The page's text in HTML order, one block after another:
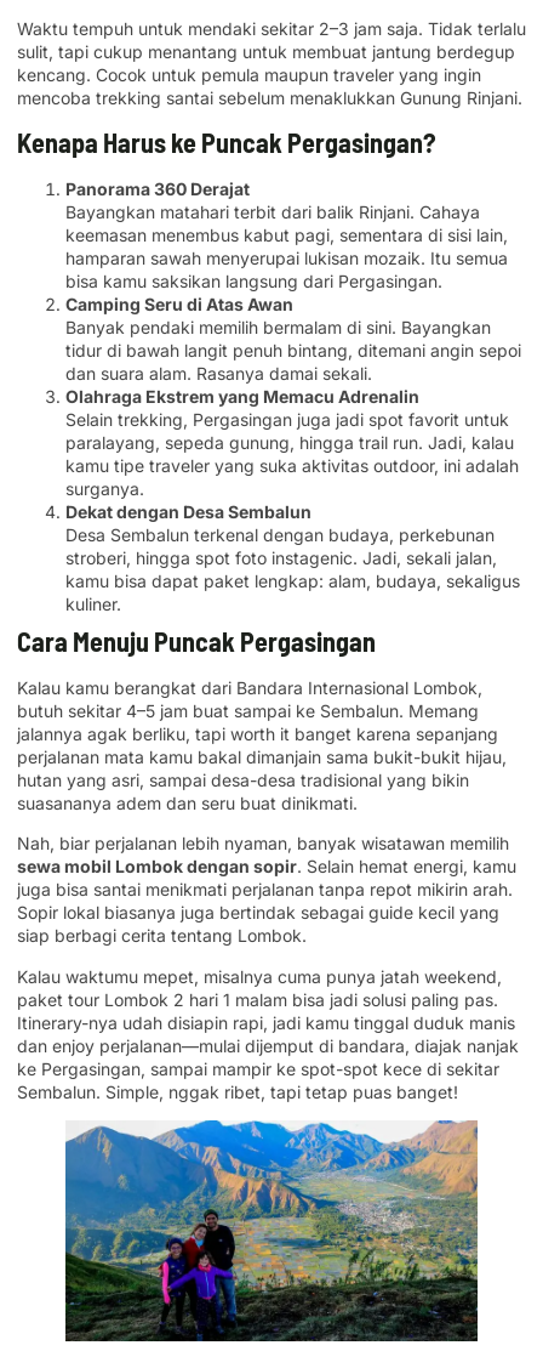
Waktu tempuh untuk mendaki sekitar 2–3 jam saja. Tidak terlalu
sulit, tapi cukup menantang untuk membuat jantung berdegup
kencang. Cocok untuk pemula maupun traveler yang ingin
mencoba trekking santai sebelum menaklukkan Gunung Rinjani.
Kenapa Harus ke Puncak Pergasingan?
Panorama 360 Derajat
Bayangkan matahari terbit dari balik Rinjani. Cahaya
keemasan menembus kabut pagi, sementara di sisi lain,
hamparan sawah menyerupai lukisan mozaik. Itu semua
bisa kamu saksikan langsung dari Pergasingan.
Camping Seru di Atas Awan
Banyak pendaki memilih bermalam di sini. Bayangkan
tidur di bawah langit penuh bintang, ditemani angin sepoi
dan suara alam. Rasanya damai sekali.
Olahraga Ekstrem yang Memacu Adrenalin
Selain trekking, Pergasingan juga jadi spot favorit untuk
paralayang, sepeda gunung, hingga trail run. Jadi, kalau
kamu tipe traveler yang suka aktivitas outdoor, ini adalah
surganya.
Dekat dengan Desa Sembalun
Desa Sembalun terkenal dengan budaya, perkebunan
stroberi, hingga spot foto instagenic. Jadi, sekali jalan,
kamu bisa dapat paket lengkap: alam, budaya, sekaligus
kuliner.
Cara Menuju Puncak Pergasingan
Kalau kamu berangkat dari Bandara Internasional Lombok,
butuh sekitar 4–5 jam buat sampai ke Sembalun. Memang
jalannya agak berliku, tapi worth it banget karena sepanjang
perjalanan mata kamu bakal dimanjain sama bukit-bukit hijau,
hutan yang asri, sampai desa-desa tradisional yang bikin
suasananya adem dan seru buat dinikmati.
Nah, biar perjalanan lebih nyaman, banyak wisatawan memilih
sewa mobil Lombok dengan sopir. Selain hemat energi, kamu
juga bisa santai menikmati perjalanan tanpa repot mikirin arah.
Sopir lokal biasanya juga bertindak sebagai guide kecil yang
siap berbagi cerita tentang Lombok.
Kalau waktumu mepet, misalnya cuma punya jatah weekend,
paket tour Lombok 2 hari 1 malam bisa jadi solusi paling pas.
Itinerary-nya udah disiapin rapi, jadi kamu tinggal duduk manis
dan enjoy perjalanan—mulai dijemput di bandara, diajak nanjak
ke Pergasingan, sampai mampir ke spot-spot kece di sekitar
Sembalun. Simple, nggak ribet, tapi tetap puas banget!